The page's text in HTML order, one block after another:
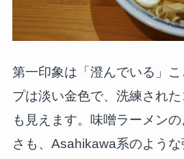
第一印象は「澄んでいる」
プは淡い金色で、洗練され
も見えます。味噌ラーメン
さも、Asahikawa系のよう